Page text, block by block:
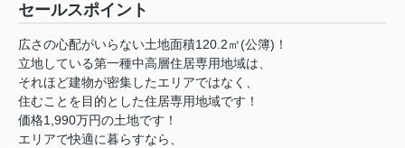
セールスポイント
広さの心配がいらない土地面積120.2㎡(公簿)！
立地している第一種中高層住居専用地域は、
それほど建物が密集したエリアではなく、
住むことを目的とした住居専用地域です！
価格1,990万円の土地です！
エリアで快適に暮らすなら、